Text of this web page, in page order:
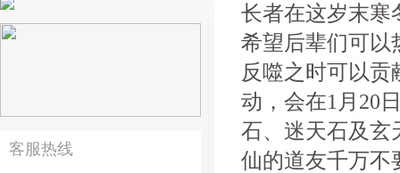
客服热线
长者在这岁末寒
希望后辈们可以
反噬之时可以贡
动，会在1月20
石、迷天石及玄
仙的道友千万不